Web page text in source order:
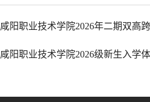
咸阳职业技术学院2026年二期双高
咸阳职业技术学院2026级新生入学